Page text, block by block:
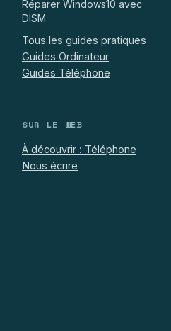
Réparer Windows10 avec
DISM
Tous les guides pratiques
Guides Ordinateur
Guides Téléphone
SUR LE WEB
À découvrir : Téléphone
Nous écrire